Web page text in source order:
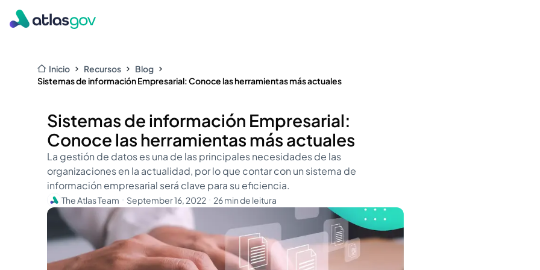
Inicio Recursos
Blog
Sistemas de información Empresarial: Conoce las herramientas más actuales
Sistemas de información Empresarial:
Conoce las herramientas más actuales
La gestión de datos es una de las principales necesidades de las
organizaciones en la actualidad, por lo que contar con un sistema de
información empresarial será clave para su eficiencia.
The Atlas Team ・ September 16, 2022 ・ 26 min de leitura